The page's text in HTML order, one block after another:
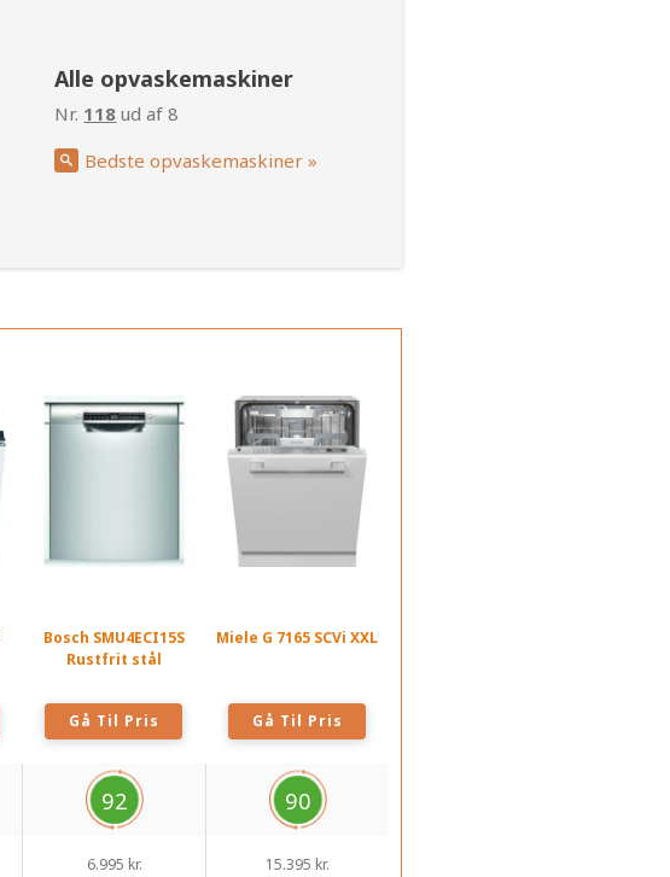
Alle opvaskemaskiner
Nr. 118 ud af 8
Bedste opvaskemaskiner »
Bosch SMU4ECI15S
Rustfrit stål
Gå Til Pris
Miele G 7165 SCVi XXL
Gå Til Pris
92 90
6.995 kr. 15.395 kr.